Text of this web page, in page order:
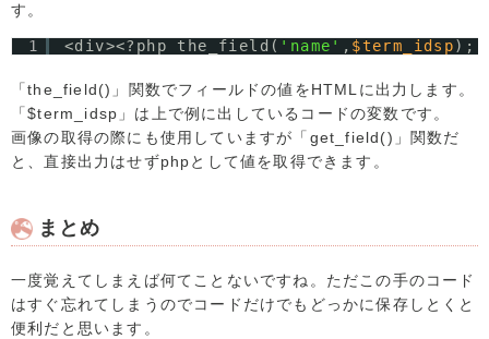
す。
1 <div><?php the_field( 'name' , $term_idsp);
「the_field()」関数でフィールドの値をHTMLに出力します。
「$term_idsp」は上で例に出しているコードの変数です。
画像の取得の際にも使用していますが「get_field()」関数だ
と、直接出力はせずphpとして値を取得できます。
まとめ
一度覚えてしまえば何てことないですね。ただこの手のコード
はすぐ忘れてしまうのでコードだけでもどっかに保存しとくと
便利だと思います。